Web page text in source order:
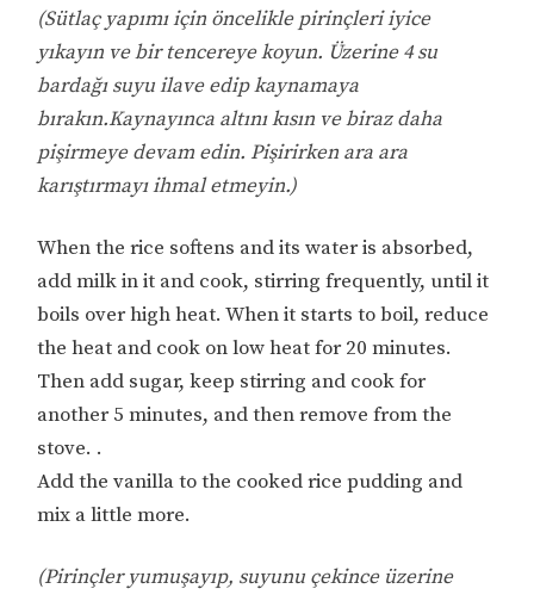
(Sütlaç yapımı için öncelikle pirinçleri iyice
yıkayın ve bir tencereye koyun. Üzerine 4 su
bardağı suyu ilave edip kaynamaya
bırakın.Kaynayınca altını kısın ve biraz daha
pişirmeye devam edin. Pişirirken ara ara
karıştırmayı ihmal etmeyin.)
When the rice softens and its water is absorbed,
add milk in it and cook, stirring frequently, until it
boils over high heat. When it starts to boil, reduce
the heat and cook on low heat for 20 minutes.
Then add sugar, keep stirring and cook for
another 5 minutes, and then remove from the
stove. .
Add the vanilla to the cooked rice pudding and
mix a little more.
(Pirinçler yumuşayıp, suyunu çekince üzerine